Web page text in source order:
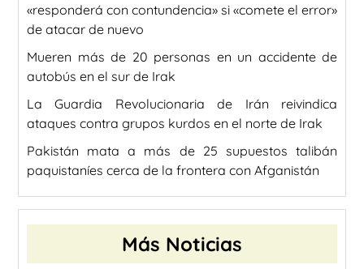
«responderá con contundencia» si «comete el error»
de atacar de nuevo
Mueren más de 20 personas en un accidente de
autobús en el sur de Irak
La Guardia Revolucionaria de Irán reivindica
ataques contra grupos kurdos en el norte de Irak
Pakistán mata a más de 25 supuestos talibán
paquistaníes cerca de la frontera con Afganistán
Más Noticias